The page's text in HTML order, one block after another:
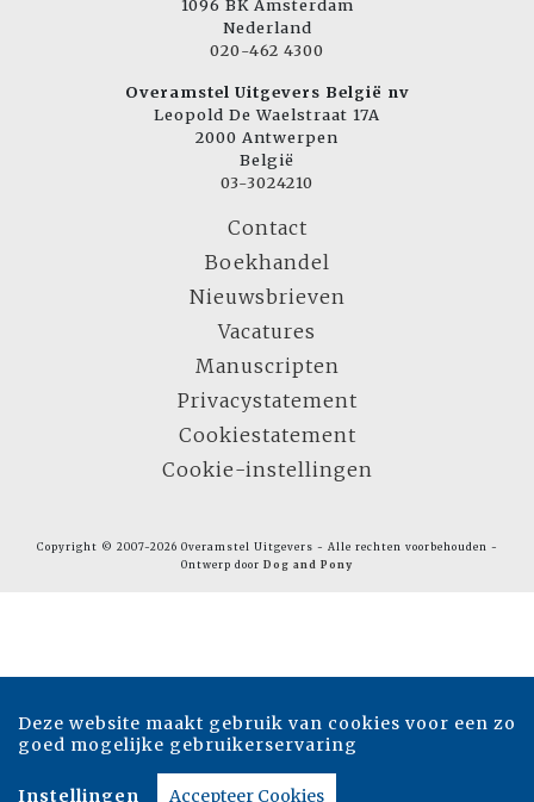
1096 BK Amsterdam
Nederland
020-462 4300
Overamstel Uitgevers België nv
Leopold De Waelstraat 17A
2000 Antwerpen
België
03-3024210
Contact
Boekhandel
Nieuwsbrieven
Vacatures
Manuscripten
Privacystatement
Cookiestatement
Cookie-instellingen
Copyright © 2007-2026 Overamstel Uitgevers - Alle rechten voorbehouden -
Ontwerp door Dog and Pony
Deze website maakt gebruik van cookies voor een zo
goed mogelijke gebruikerservaring
Instellingen Accepteer Cookies